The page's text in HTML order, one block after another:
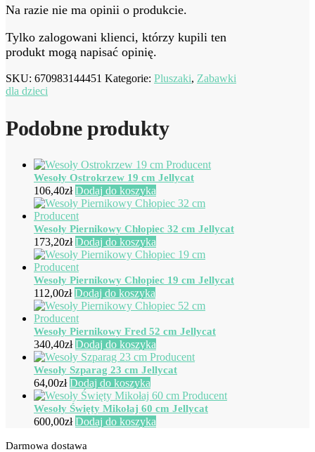
Na razie nie ma opinii o produkcie.
Tylko zalogowani klienci, którzy kupili ten
produkt mogą napisać opinię.
SKU: 670983144451 Kategorie: Pluszaki, Zabawki
dla dzieci
Podobne produkty
Wesoły Ostrokrzew 19 cm Jellycat
106,40zł Dodaj do koszyka
Wesoły Piernikowy Chłopiec 32 cm Jellycat
173,20zł Dodaj do koszyka
Wesoły Piernikowy Chłopiec 19 cm Jellycat
112,00zł Dodaj do koszyka
Wesoły Piernikowy Fred 52 cm Jellycat
340,40zł Dodaj do koszyka
Wesoły Szparag 23 cm Jellycat
64,00zł Dodaj do koszyka
Wesoły Święty Mikołaj 60 cm Jellycat
600,00zł Dodaj do koszyka
Darmowa dostawa